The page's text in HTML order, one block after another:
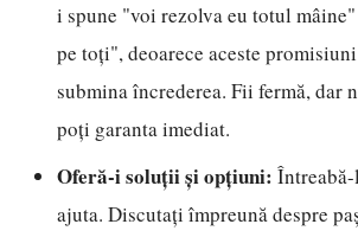
i spune "voi rezolva eu totul
pe toți", deoarece aceste
submina încrederea. Fii fermă, dar
poți garanta imediat.
Oferă-i soluții și opțiuni:
ajuta. Discutați împreună despre